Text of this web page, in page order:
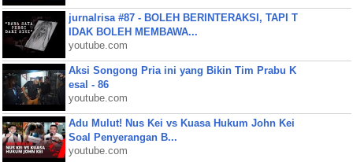
jurnalrisa #87 - BOLEH BERINTERAKSI, TAPI T
IDAK BOLEH MEMBAWA...
youtube.com
Aksi Songong Pria ini yang Bikin Tim Prabu K
esal - 86
youtube.com
Adu Mulut! Nus Kei vs Kuasa Hukum John Kei
Soal Penyerangan B...
youtube.com